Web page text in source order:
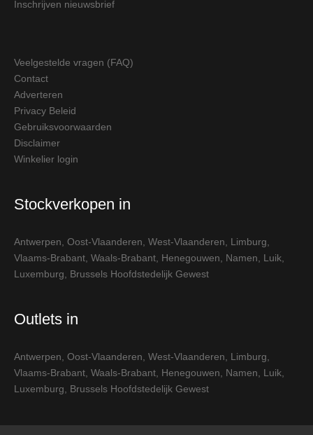
Inschrijven nieuwsbrief
Veelgestelde vragen (FAQ)
Contact
Adverteren
Privacy Beleid
Gebruiksvoorwaarden
Disclaimer
Winkelier login
Stockverkopen in
Antwerpen Oost-Vlaanderen West-Vlaanderen Limburg
Vlaams-Brabant Waals-Brabant Henegouwen Namen Luik
Luxemburg
Brussels Hoofdstedelijk Gewest
Outlets in
Antwerpen Oost-Vlaanderen West-Vlaanderen Limburg
Vlaams-Brabant Waals-Brabant Henegouwen Namen Luik
Luxemburg
Brussels Hoofdstedelijk Gewest